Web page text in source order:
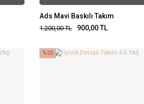
Ads Mavi Baskılı Takım
1.200,00TL 900,00TL
%25